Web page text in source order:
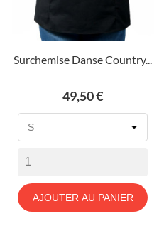
Surchemise Danse Country...
Prix
49,50 €
AJOUTER AU PANIER